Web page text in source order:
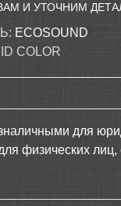
И УТОЧНИМ
ECOSOUND
COLOR
для
физических лиц,